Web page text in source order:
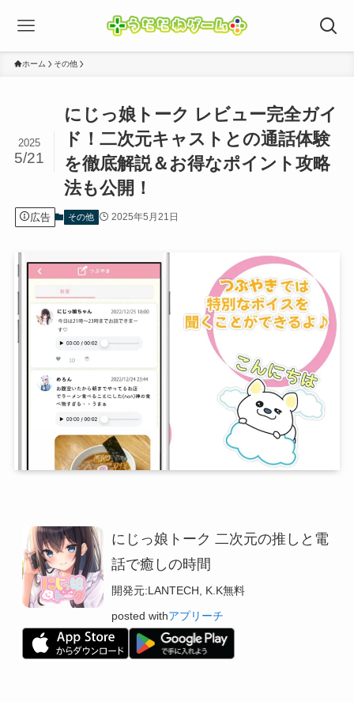
ホーム その他
にじっ娘トーク レビュー完全ガイ
ド！二次元キャストとの通話体験
を徹底解説＆お得なポイント攻略
法も公開！
2025
5/21
広告 その他 2025年5月21日
にじっ娘トーク 二次元の推しと電
話で癒しの時間
開発元:LANTECH, K.K無料
posted withアプリーチ